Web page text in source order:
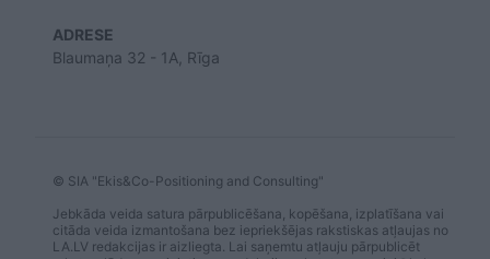
ADRESE
Blaumaņa 32 - 1A, Rīga
© SIA "Ekis&Co-Positioning and Consulting"
Jebkāda veida satura pārpublicēšana, kopēšana, izplatīšana vai
citāda veida izmantošana bez iepriekšējas rakstiskas atļaujas no
LA.LV redakcijas ir aizliegta. Lai saņemtu atļauju pārpublicēt